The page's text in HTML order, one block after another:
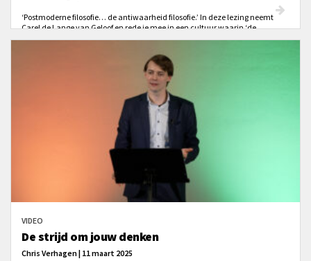
‘Postmoderne filosofie… de antiwaarheid filosofie.’ In deze lezing neemt
Carel de Lange van Geloof en rede je mee in een cultuur waarin ‘de
VIDEO
De strijd om jouw denken
Chris Verhagen | 11 maart 2025